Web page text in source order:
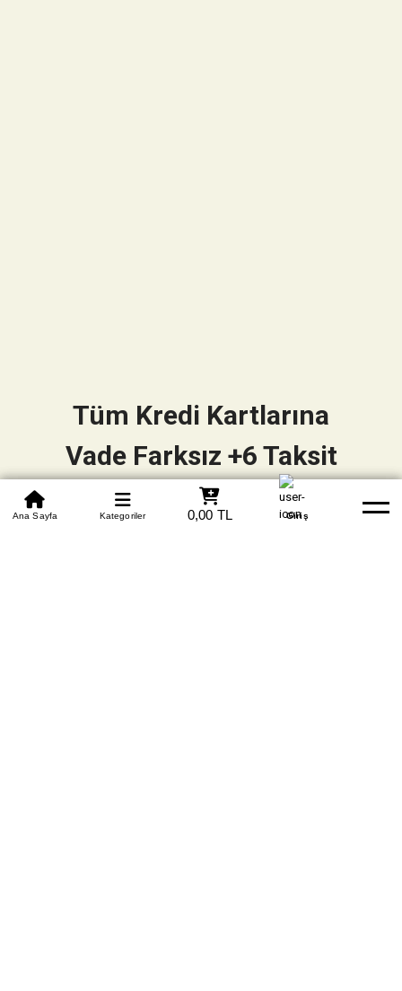
0850 305 09 70
Beden Tablosu Banka Hesapları Whatsapp Yardım
Ana Sayfa Kategoriler 0,00 TL Giriş
Tüm Kredi Kartlarına
Vade Farksız +6 Taksit